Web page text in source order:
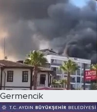
Germencik